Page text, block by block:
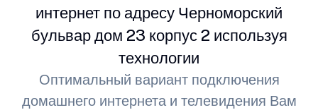
интернет по адресу Черноморский
бульвар дом 23 корпус 2 используя
технологии
Оптимальный вариант подключения
домашнего интернета и телевидения Вам